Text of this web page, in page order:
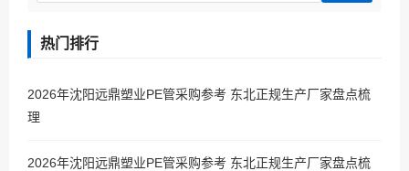
热门排行
2026年沈阳远鼎塑业PE管采购参考 东北正规生产厂家盘点梳
理
2026年沈阳远鼎塑业PE管采购参考 东北正规生产厂家盘点梳